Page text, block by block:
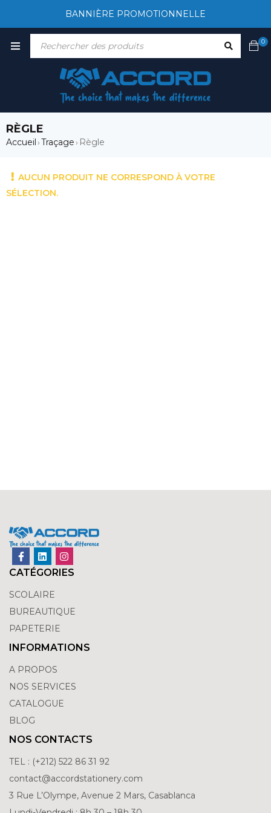
BANNIÈRE PROMOTIONNELLE
0
RÈGLE
Accueil›Traçage› Règle
AUCUN PRODUIT NE CORRESPOND À VOTRE
SÉLECTION.
CATÉGORIES
SCOLAIRE
BUREAUTIQUE
PAPETERIE
INFORMATIONS
A PROPOS
NOS SERVICES
CATALOGUE
BLOG
NOS CONTACTS
TEL : (+212) 522 86 31 92
contact@accordstationery.com
3 Rue L’Olympe, Avenue 2 Mars, Casablanca